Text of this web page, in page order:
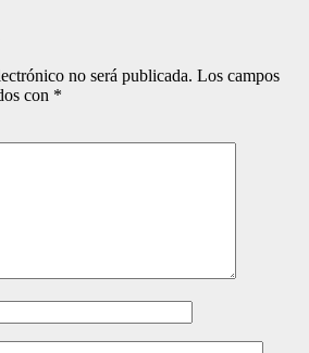
no será publicada. Los campos
con *